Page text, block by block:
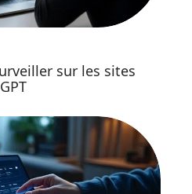
sur les sites